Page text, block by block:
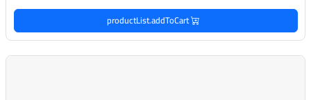
productList.addToCart